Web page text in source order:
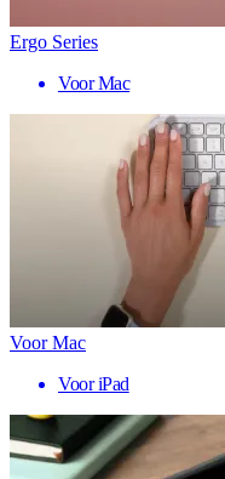
Ergo Series
Voor Mac
Voor Mac
Voor iPad